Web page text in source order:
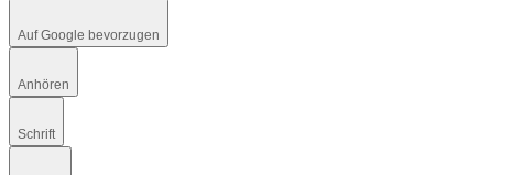
Auf Google bevorzugen
Anhören
Schrift